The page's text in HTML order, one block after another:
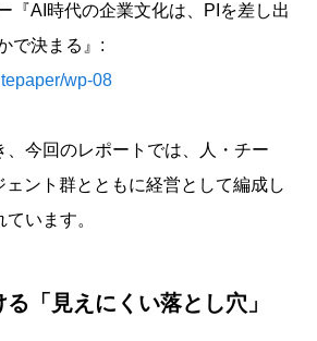
『AI時代の企業文化は、PIを差し出
で決まる』:
wp-08
、今回のレポートでは、人・チー
ェント群とともに経営として編成し
います。
「見えにくい落とし穴」